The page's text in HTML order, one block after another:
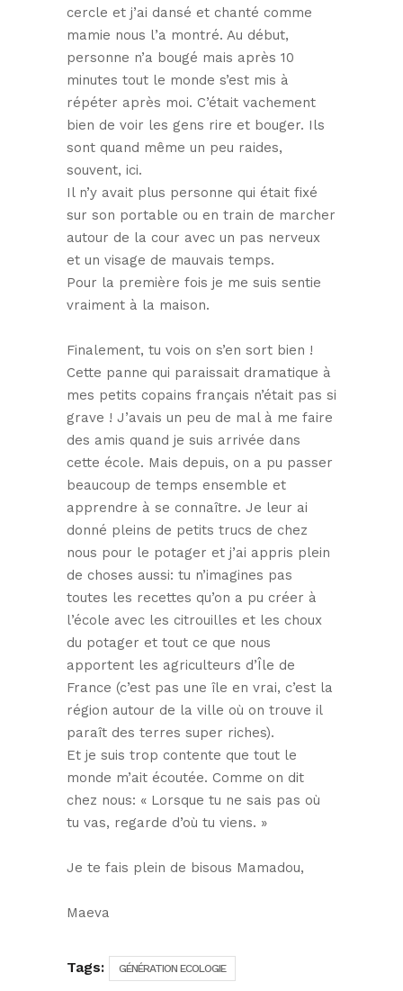
cercle et j’ai dansé et chanté comme
mamie nous l’a montré. Au début,
personne n’a bougé mais après 10
minutes tout le monde s’est mis à
répéter après moi. C’était vachement
bien de voir les gens rire et bouger. Ils
sont quand même un peu raides,
souvent, ici.
Il n’y avait plus personne qui était fixé
sur son portable ou en train de marcher
autour de la cour avec un pas nerveux
et un visage de mauvais temps.
Pour la première fois je me suis sentie
vraiment à la maison.
Finalement, tu vois on s’en sort bien !
Cette panne qui paraissait dramatique à
mes petits copains français n’était pas si
grave ! J’avais un peu de mal à me faire
des amis quand je suis arrivée dans
cette école. Mais depuis, on a pu passer
beaucoup de temps ensemble et
apprendre à se connaître. Je leur ai
donné pleins de petits trucs de chez
nous pour le potager et j’ai appris plein
de choses aussi: tu n’imagines pas
toutes les recettes qu’on a pu créer à
l’école avec les citrouilles et les choux
du potager et tout ce que nous
apportent les agriculteurs d’Île de
France (c’est pas une île en vrai, c’est la
région autour de la ville où on trouve il
paraît des terres super riches).
Et je suis trop contente que tout le
monde m’ait écoutée. Comme on dit
chez nous: « Lorsque tu ne sais pas où
tu vas, regarde d’où tu viens. »
Je te fais plein de bisous Mamadou,
Maeva
Tags: GÉNÉRATION ECOLOGIE